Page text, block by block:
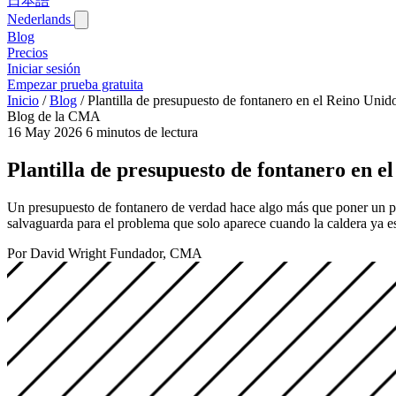
Nederlands
Blog‎
Precios
Iniciar sesión
Empezar prueba gratuita
Inicio / Blog‎ / Plantilla de presupuesto de fontanero en el Reino
Blog de la CMA
16 May 2026 6 minutos de lectura
Plantilla de presupuesto de fontanero en
Un presupuesto de fontanero de verdad hace algo más que poner un
salvaguarda para el problema que solo aparece cuando la caldera
Por David Wright Fundador, CMA